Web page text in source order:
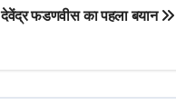
देवेंद्र फडणवीस का पहला बयान